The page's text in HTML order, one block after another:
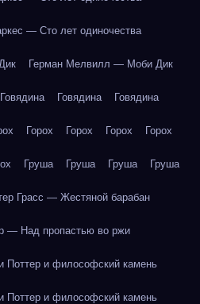
— Сто лет одиночества
Герман Мелвилл — Моби Дик
Говядина Говядина Говядина
Горох Горох Горох Горох
Груша Груша Груша Груша
Грасс — Жестяной барабан
— Над пропастью во ржи
Поттер и философский камень
Поттер и философский камень